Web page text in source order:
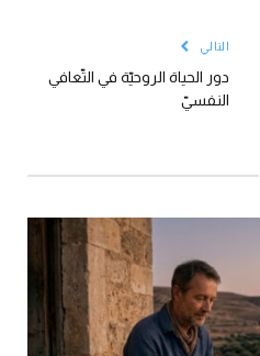
التالي
دور الحياة الروحيّة في التّعافي
النفسيّ